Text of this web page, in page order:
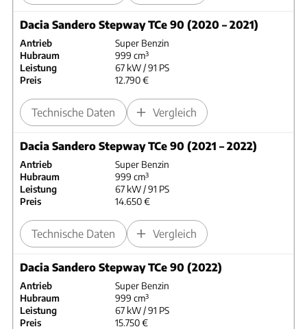
Dacia Sandero Stepway TCe 90 (2020 – 2021)
Antrieb
Super Benzin
Hubraum
999 cm³
Leistung
67 kW / 91 PS
Preis
12.790 €
Technische Daten Vergleich
Dacia Sandero Stepway TCe 90 (2021 – 2022)
Antrieb
Super Benzin
Hubraum
999 cm³
Leistung
67 kW / 91 PS
Preis
14.650 €
Technische Daten Vergleich
Dacia Sandero Stepway TCe 90 (2022)
Antrieb
Super Benzin
Hubraum
999 cm³
Leistung
67 kW / 91 PS
Preis
15.750 €